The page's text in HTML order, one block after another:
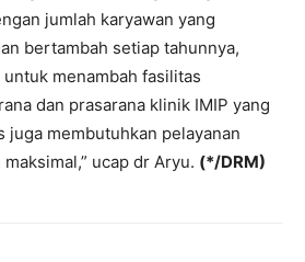
jumlah karyawan yang
bertambah setiap tahunnya,
menambah fasilitas
dan prasarana klinik IMIP yang
juga membutuhkan pelayanan
ucap dr Aryu. (*/DRM)